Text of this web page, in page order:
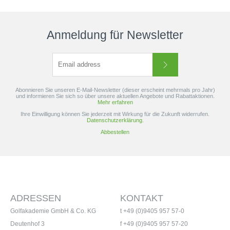
Anmeldung für Newsletter
Abonnieren Sie unseren E-Mail-Newsletter (dieser erscheint mehrmals pro Jahr)
und informieren Sie sich so über unsere aktuellen Angebote und Rabattaktionen.
Mehr erfahren
Ihre Einwilligung können Sie jederzeit mit Wirkung für die Zukunft widerrufen.
Datenschutzerklärung.
Abbestellen
KONTAKT
t +49 (0)9405 957 57-0
f +49 (0)9405 957 57-20
ADRESSEN
Golfakademie GmbH & Co. KG
Deutenhof 3